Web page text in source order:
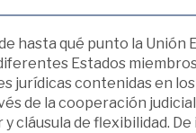
hasta qué punto la Unión
Estados
jurídicas contenidas en
de la cooperación
de flexibilidad. De